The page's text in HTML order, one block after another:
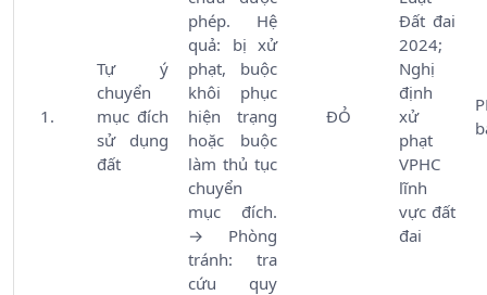
Tự ý
chuyển
mục đích
sử dụng
đất
phép. Hệ
quả: bị xử
phạt, buộc
khôi phục
hiện trạng
hoặc buộc
làm thủ tục
chuyển
mục đích.
→ Phòng
tránh: tra
cứu quy
ĐỎ
Đất đai
2024;
Nghị
định
xử
phạt
VPHC
lĩnh
vực đất
đai